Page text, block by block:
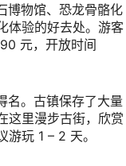
博物馆、恐龙骨骼化
体验的好去处。游客
90 元，开放时间
名。古镇保存了大量
这里漫步古街，欣赏
游玩 1 – 2 天。